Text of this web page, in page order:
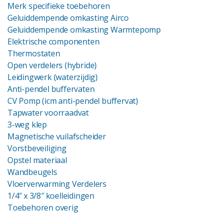
Merk specifieke toebehoren
Geluiddempende omkasting Airco
Geluiddempende omkasting Warmtepomp
Elektrische componenten
Thermostaten
Open verdelers (hybride)
Leidingwerk (waterzijdig)
Anti-pendel buffervaten
CV Pomp (icm anti-pendel buffervat)
Tapwater voorraadvat
3-weg klep
Magnetische vuilafscheider
Vorstbeveiliging
Opstel materiaal
Wandbeugels
Vloerverwarming Verdelers
1/4″ x 3/8″ koelleidingen
Toebehoren overig